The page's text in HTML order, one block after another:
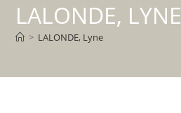
LALONDE, LYNE
> LALONDE, Lyne